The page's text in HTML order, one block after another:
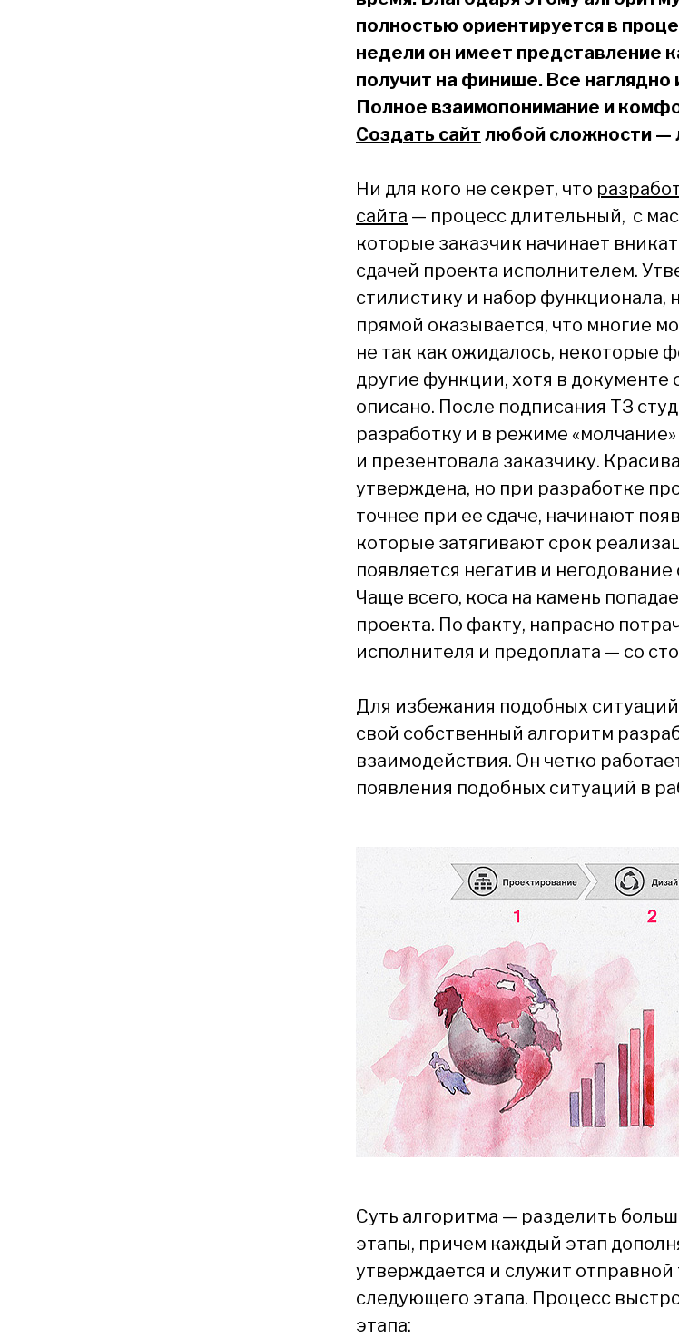
полностью ориентируется в
недели он имеет представление
получит на финише. Все наглядно
Полное взаимопонимание и
Создать сайт любой сложности —
Ни для кого не секрет, что
сайта — процесс длительный, с
которые заказчик начинает
сдачей проекта исполнителем.
стилистику и набор функционала,
прямой оказывается, что многие
не так как ожидалось, некоторые
другие функции, хотя в документе
описано. После подписания ТЗ
разработку и в режиме
и презентовала заказчику.
утверждена, но при разработке
точнее при ее сдаче, начинают
которые затягивают срок
появляется негатив и негодование
Чаще всего, коса на камень
проекта. По факту, напрасно
исполнителя и предоплата — со
Для избежания подобных
свой собственный алгоритм
взаимодействия. Он четко
появления подобных ситуаций в
Суть алгоритма — разделить
этапы, причем каждый этап
утверждается и служит отправной
следующего этапа. Процесс
этапа: